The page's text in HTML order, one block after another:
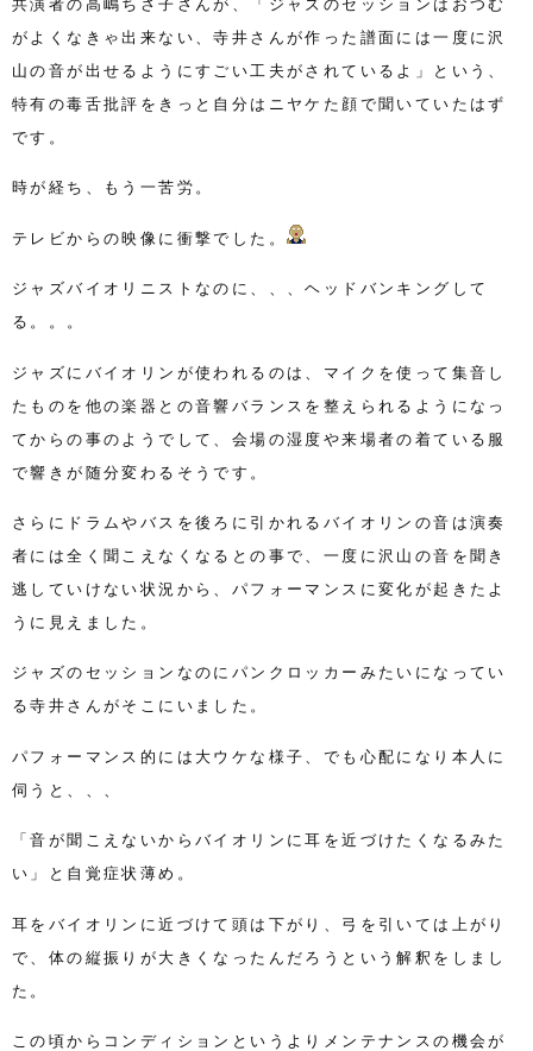
共演者の高嶋ちさ子さんが、「ジャズのセッションはおつむ
がよくなきゃ出来ない、寺井さんが作った譜面には一度に沢
山の音が出せるようにすごい工夫がされているよ」という、
特有の毒舌批評をきっと自分はニヤケた顔で聞いていたはず
です。
時が経ち、もう一苦労。
テレビからの映像に衝撃でした。
ジャズバイオリニストなのに、、、ヘッドバンキングして
る。。。
ジャズにバイオリンが使われるのは、マイクを使って集音し
たものを他の楽器との音響バランスを整えられるようになっ
てからの事のようでして、会場の湿度や来場者の着ている服
で響きが随分変わるそうです。
さらにドラムやバスを後ろに引かれるバイオリンの音は演奏
者には全く聞こえなくなるとの事で、一度に沢山の音を聞き
逃していけない状況から、パフォーマンスに変化が起きたよ
うに見えました。
ジャズのセッションなのにパンクロッカーみたいになってい
る寺井さんがそこにいました。
パフォーマンス的には大ウケな様子、でも心配になり本人に
伺うと、、、
「音が聞こえないからバイオリンに耳を近づけたくなるみた
い」と自覚症状薄め。
耳をバイオリンに近づけて頭は下がり、弓を引いては上がり
で、体の縦振りが大きくなったんだろうという解釈をしまし
た。
この頃からコンディションというよりメンテナンスの機会が